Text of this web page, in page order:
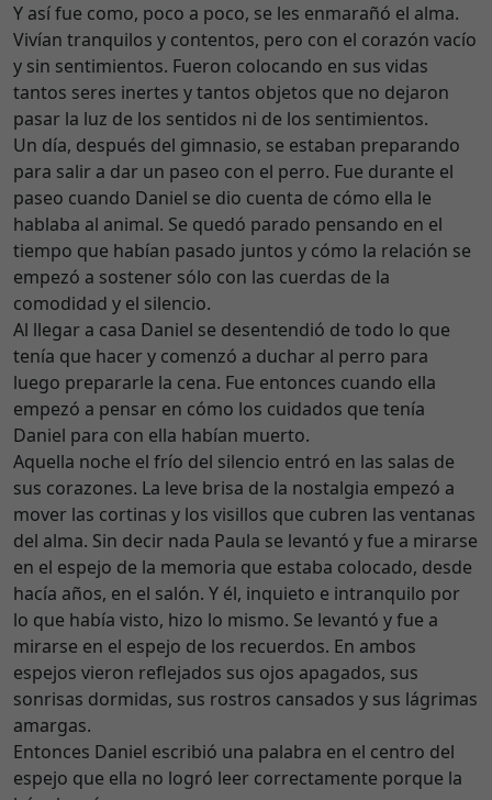
Y así fue como, poco a poco, se les enmarañó el alma.
Vivían tranquilos y contentos, pero con el corazón vacío
y sin sentimientos. Fueron colocando en sus vidas
tantos seres inertes y tantos objetos que no dejaron
pasar la luz de los sentidos ni de los sentimientos.
Un día, después del gimnasio, se estaban preparando
para salir a dar un paseo con el perro. Fue durante el
paseo cuando Daniel se dio cuenta de cómo ella le
hablaba al animal. Se quedó parado pensando en el
tiempo que habían pasado juntos y cómo la relación se
empezó a sostener sólo con las cuerdas de la
comodidad y el silencio.
Al llegar a casa Daniel se desentendió de todo lo que
tenía que hacer y comenzó a duchar al perro para
luego prepararle la cena. Fue entonces cuando ella
empezó a pensar en cómo los cuidados que tenía
Daniel para con ella habían muerto.
Aquella noche el frío del silencio entró en las salas de
sus corazones. La leve brisa de la nostalgia empezó a
mover las cortinas y los visillos que cubren las ventanas
del alma. Sin decir nada Paula se levantó y fue a mirarse
en el espejo de la memoria que estaba colocado, desde
hacía años, en el salón. Y él, inquieto e intranquilo por
lo que había visto, hizo lo mismo. Se levantó y fue a
mirarse en el espejo de los recuerdos. En ambos
espejos vieron reflejados sus ojos apagados, sus
sonrisas dormidas, sus rostros cansados y sus lágrimas
amargas.
Entonces Daniel escribió una palabra en el centro del
espejo que ella no logró leer correctamente porque la